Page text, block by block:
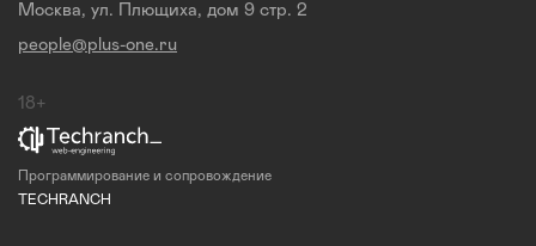
Москва, ул. Плющиха, дом 9 стр. 2
people@plus-one.ru
18+
Программирование и сопровождение
TECHRANCH